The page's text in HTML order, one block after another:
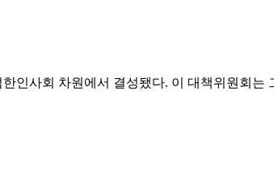
인사회 차원에서 결성됐다. 이 대책위원회는